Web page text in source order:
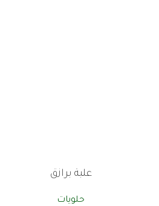
علبة برازق
حلويات